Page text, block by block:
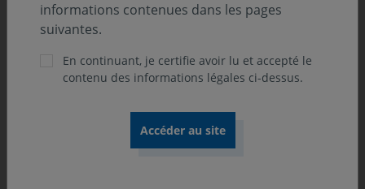
informations contenues dans les pages
suivantes.
En continuant, je certifie avoir lu et accepté le
contenu des informations légales ci-dessus.